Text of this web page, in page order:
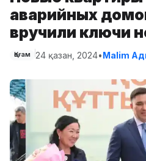
аварийных
вручили ключи
Қоғам 24 қазан, 2024•Malim